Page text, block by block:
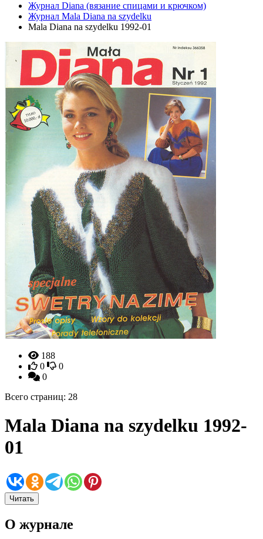
Журнал Diana (вязание спицами и крючком)
Журнал Mala Diana na szydelku
Mala Diana na szydelku 1992-01
188
0
0
0
Всего страниц: 28
Mala Diana na szydelku 1992-
01
Читать
О журнале